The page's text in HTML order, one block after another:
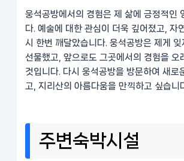
웅석공방에서의 경험은 제 삶에 긍정적인
다. 예술에 대한 관심이 더욱 깊어졌고, 자
시 한번 깨달았습니다. 웅석공방은 제게
선물했고, 앞으로도 그곳에서의 경험을 오
것입니다. 다시 웅석공방을 방문하여 새로
고, 지리산의 아름다움을 만끽하고 싶습니
주변숙박시설